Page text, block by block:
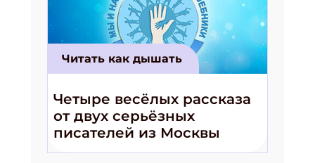
Читать как дышать
Четыре весёлых рассказа
от двух серьёзных
писателей из Москвы